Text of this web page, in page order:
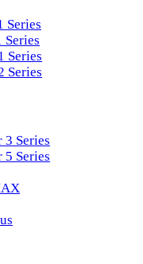
Series
Series
Series
Series
Series
Series